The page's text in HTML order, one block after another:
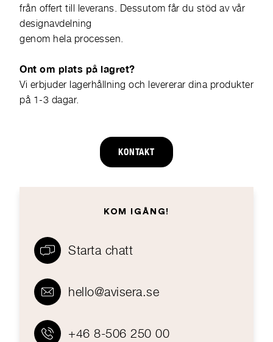
från offert till leverans. Dessutom får du stöd av vår
designavdelning
genom hela processen.
Ont om plats på lagret?
Vi erbjuder lagerhållning och levererar dina produkter
på 1-3 dagar.
KONTAKT
KOM IGÅNG!
Starta chatt
hello@avisera.se
+46 8-506 250 00